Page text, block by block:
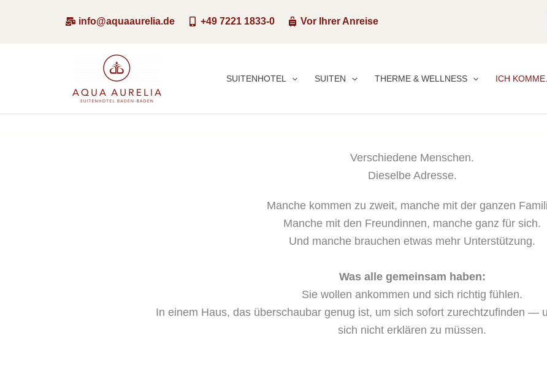
info@aquaaurelia.de +49 7221 1833-0 Vor Ihrer Anreise
SUITENHOTEL SUITEN THERME & WELLNESS ICH
Verschiedene Menschen.
Dieselbe Adresse.
Manche kommen zu zweit, manche mit der ganzen
Manche mit den Freundinnen, manche ganz für sich.
Und manche brauchen etwas mehr Unterstützung.
Was alle gemeinsam haben:
Sie wollen ankommen und sich richtig fühlen.
In einem Haus, das überschaubar genug ist, um sich sofort zurechtzufinden —
sich nicht erklären zu müssen.